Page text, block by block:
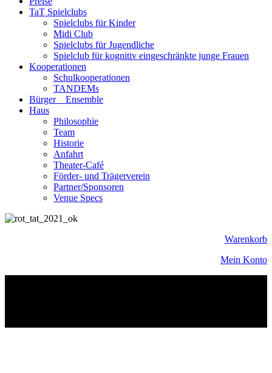
TaT Spielclubs
Spielclubs für Kinder
Midi Club
Spielclubs für Jugendliche
Spielclub für kognitiv eingeschränkte junge Frauen
Kooperationen
Schulkooperationen
TANDEMs
Bürger__Ensemble
Haus
Philosophie
Team
Historie
Anfahrt
Theater-Café
Förder- und Trägerverein
Partner/Sponsoren
Venue Specs
Warenkorb
Mein Konto